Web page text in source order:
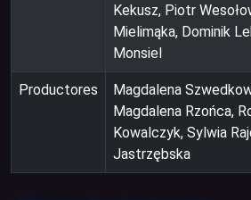
Kekusz, Piotr
Mielimąka, Dominik
Monsiel
Productores
Magdalena
Magdalena Rzońca,
Kowalczyk, Sylwia
Jastrzębska